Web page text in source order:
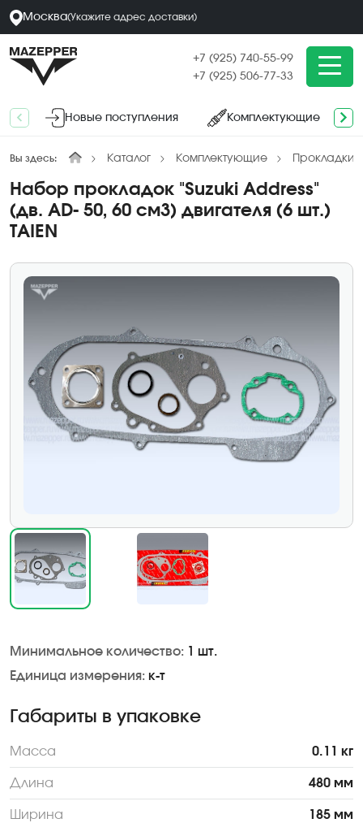
Москва(Укажите адрес доставки)
+7 (925) 740-55-99
+7 (925) 506-77-33
Новые поступления Комплектующие
Вы здесь: Каталог Комплектующие
Набор прокладок "Suzuki Address"
(дв. AD- 50, 60 см3) двигателя (6 шт.)
TAIEN
Минимальное количество: 1 шт.
Единица измерения: к-т
Габариты в упаковке
Масса 0.11 кг
Длина 480 мм
Ширина 185 мм